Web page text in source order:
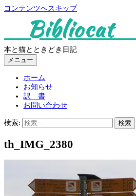
コンテンツへスキップ
Bibliocat
本と猫とときどき日記
メニュー
ホーム
お知らせ
訳 書
お問い合わせ
検索:
th_IMG_2380